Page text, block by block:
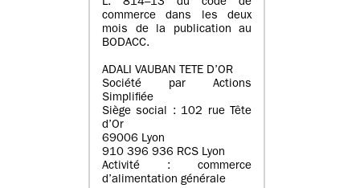
L. 814–13 du code de
commerce dans les deux
mois de la publication au
BODACC.
ADALI VAUBAN TETE D’OR
Société par Actions
Simplifiée
Siège social : 102 rue Tête
d’Or
69006 Lyon
910 396 936 RCS Lyon
Activité : commerce
d’alimentation générale